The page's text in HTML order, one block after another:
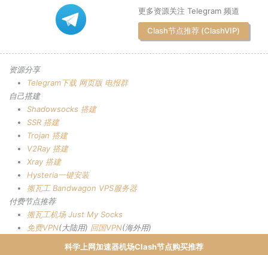
更多资源关注 Telegram 频道
Clash节点推荐 (ClashVIP)
资源分享
Telegram下载 网页版 电报群
自己搭建
Shadowsocks 搭建
SSR 搭建
Trojan 搭建
V2Ray 搭建
Xray 搭建
Hysteria一键安装
搬瓦工 Bandwagon VPS服务器
付费节点推荐
搬瓦工机场 Just My Socks
免费VPN(大陆用) 回国VPN(海外用)
科学上网加速器机场Clash节点购买推荐